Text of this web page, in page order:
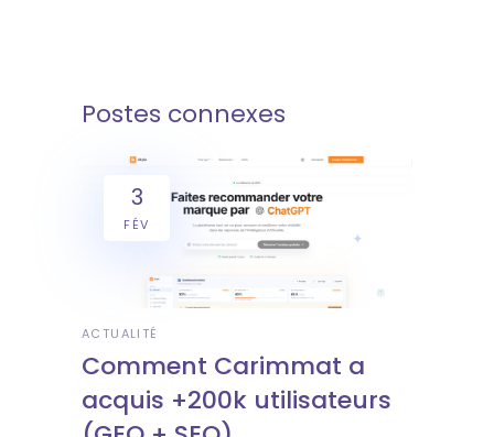
Postes connexes
3
FÉV
ACTUALITÉ
Comment Carimmat a
acquis +200k utilisateurs